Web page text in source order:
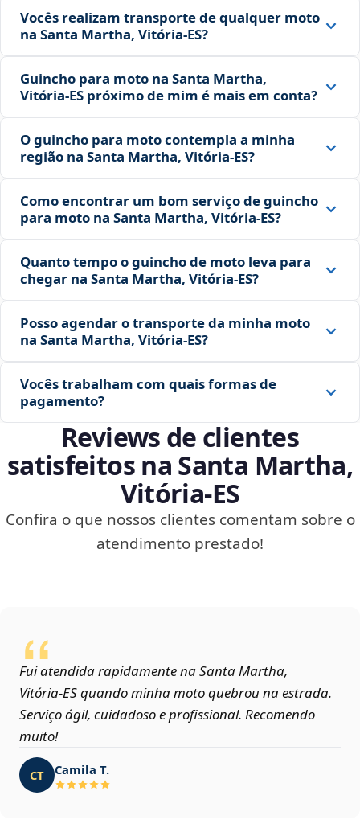
Vocês realizam transporte de qualquer moto
na Santa Martha, Vitória‑ES?
Guincho para moto na Santa Martha,
Vitória‑ES próximo de mim é mais em conta?
O guincho para moto contempla a minha
região na Santa Martha, Vitória‑ES?
Como encontrar um bom serviço de guincho
para moto na Santa Martha, Vitória‑ES?
Quanto tempo o guincho de moto leva para
chegar na Santa Martha, Vitória‑ES?
Posso agendar o transporte da minha moto
na Santa Martha, Vitória‑ES?
Vocês trabalham com quais formas de
pagamento?
Reviews de clientes
satisfeitos na Santa Martha,
Vitória‑ES
Confira o que nossos clientes comentam sobre o
atendimento prestado!
Fui atendida rapidamente na Santa Martha,
Vitória‑ES quando minha moto quebrou na estrada.
Serviço ágil, cuidadoso e profissional. Recomendo
muito!
CT Camila T.